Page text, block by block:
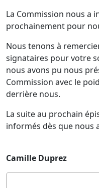
La Commission nous a
prochainement pour
Nous tenons à
signataires pour votre
nous avons pu nous
Commission avec le
derrière nous.
La suite au prochain
informés dès que nous
Camille Duprez